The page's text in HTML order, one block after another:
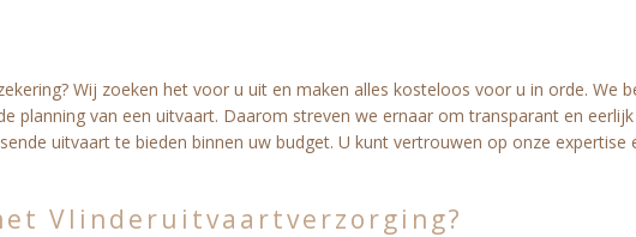
Wij zoeken het voor u uit en maken alles kosteloos voor u in orde. We
planning van een uitvaart. Daarom streven we ernaar om transparant en
uitvaart te bieden binnen uw budget. U kunt vertrouwen op onze expertise
Vlinderuitvaartverzorging?